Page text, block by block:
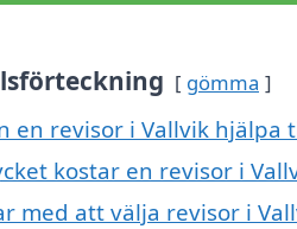
gömma
en revisor i Vallvik hjälpa
kostar en revisor i
med att välja revisor i